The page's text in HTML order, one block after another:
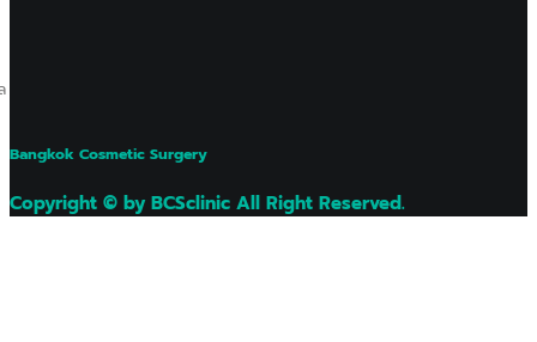
Bangkok Cosmetic Surgery
Copyright © by BCSclinic All Right Reserved.